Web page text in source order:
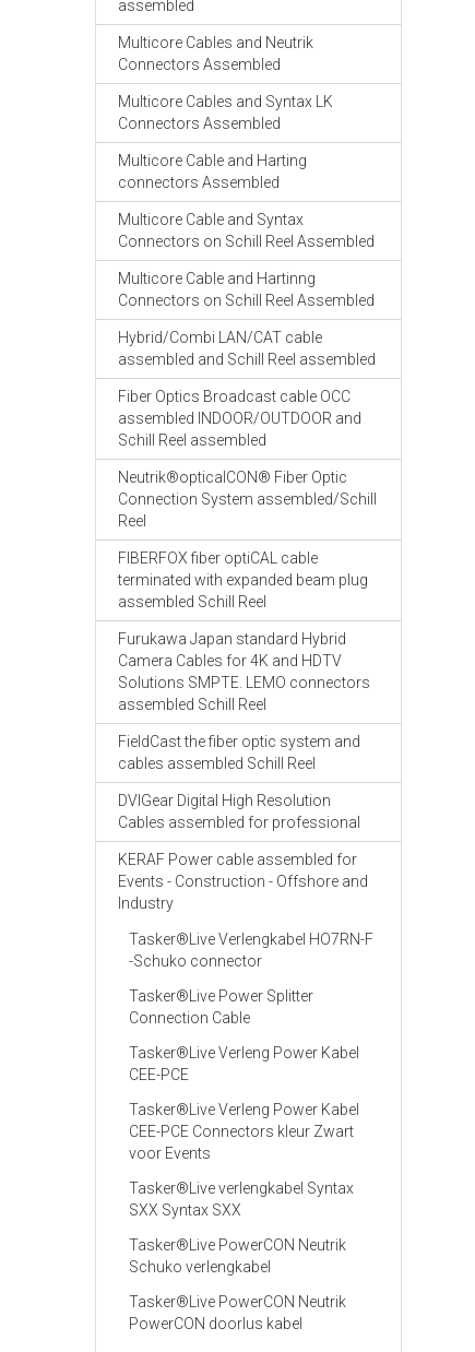
assembled
Multicore Cables and Neutrik
Connectors Assembled
Multicore Cables and Syntax LK
Connectors Assembled
Multicore Cable and Harting
connectors Assembled
Multicore Cable and Syntax
Connectors on Schill Reel Assembled
Multicore Cable and Hartinng
Connectors on Schill Reel Assembled
Hybrid/Combi LAN/CAT cable
assembled and Schill Reel assembled
Fiber Optics Broadcast cable OCC
assembled INDOOR/OUTDOOR and
Schill Reel assembled
Neutrik®opticalCON® Fiber Optic
Connection System assembled/Schill
Reel
FIBERFOX fiber optiCAL cable
terminated with expanded beam plug
assembled Schill Reel
Furukawa Japan standard Hybrid
Camera Cables for 4K and HDTV
Solutions SMPTE. LEMO connectors
assembled Schill Reel
FieldCast the fiber optic system and
cables assembled Schill Reel
DVIGear Digital High Resolution
Cables assembled for professional
KERAF Power cable assembled for
Events - Construction - Offshore and
Industry
Tasker®Live Verlengkabel HO7RN-F
-Schuko connector
Tasker®Live Power Splitter
Connection Cable
Tasker®Live Verleng Power Kabel
CEE-PCE
Tasker®Live Verleng Power Kabel
CEE-PCE Connectors kleur Zwart
voor Events
Tasker®Live verlengkabel Syntax
SXX Syntax SXX
Tasker®Live PowerCON Neutrik
Schuko verlengkabel
Tasker®Live PowerCON Neutrik
PowerCON doorlus kabel